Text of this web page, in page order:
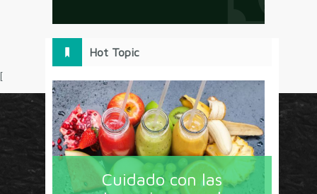
Hot Topic
Cuidado con las
[
Circulo Marketing concentra lo último en estrategias,
herramientas y tendencias con un enfoque en México
y América Latina. La revista contiene lo imprescindible